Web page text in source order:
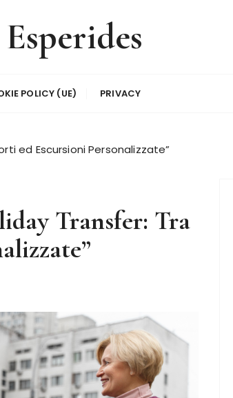
Esperides
POLICY (UE) PRIVACY
ed Escursioni Personalizzate”
Transfer: Tra